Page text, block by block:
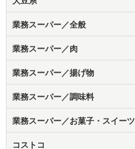
業務スーパー／全般
業務スーパー／肉
業務スーパー／揚げ物
業務スーパー／調味料
業務スーパー／お菓子・スイーツ
コストコ